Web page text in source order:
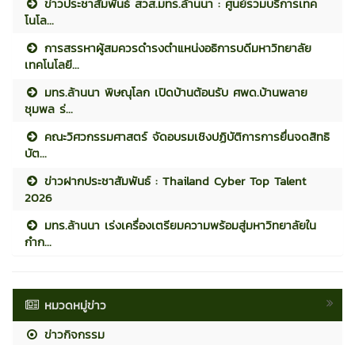
ข่าวประชาสัมพันธ์ สวส.มทร.ล้านนา : ศูนย์รวมบริการเทค
โนโล...
การสรรหาผู้สมควรดำรงตำแหน่งอธิการบดีมหาวิทยาลัย
เทคโนโลยี...
มทร.ล้านนา พิษณุโลก เปิดบ้านต้อนรับ ศพด.บ้านพลาย
ชุมพล ร่...
คณะวิศวกรรมศาสตร์ จัดอบรมเชิงปฏิบัติการการยื่นจดสิทธิ
บัต...
ข่าวฝากประชาสัมพันธ์ : Thailand Cyber Top Talent
2026
มทร.ล้านนา เร่งเครื่องเตรียมความพร้อมสู่มหาวิทยาลัยใน
กำก...
หมวดหมู่ข่าว
ข่าวกิจกรรม